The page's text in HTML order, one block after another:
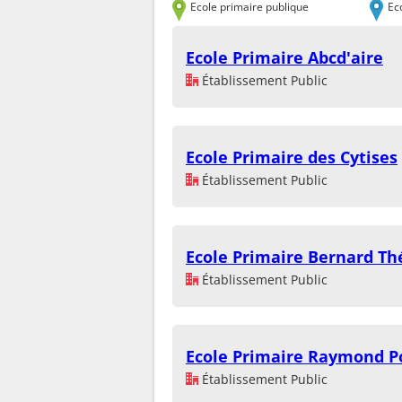
Ecole primaire publique
Ecole Primaire Abcd'aire
Établissement Public
Ecole Primaire des Cytises
Établissement Public
Ecole Primaire Bernard
Établissement Public
Ecole Primaire Raymond
Établissement Public